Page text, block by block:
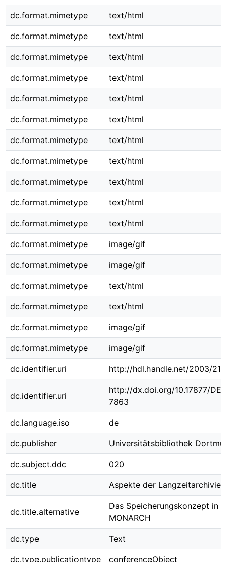
dc.format.mimetype text/html
dc.format.mimetype text/html
dc.format.mimetype text/html
dc.format.mimetype text/html
dc.format.mimetype text/html
dc.format.mimetype text/html
dc.format.mimetype text/html
dc.format.mimetype text/html
dc.format.mimetype text/html
dc.format.mimetype text/html
dc.format.mimetype text/html
dc.format.mimetype image/gif
dc.format.mimetype image/gif
dc.format.mimetype text/html
dc.format.mimetype text/html
dc.format.mimetype image/gif
dc.format.mimetype image/gif
dc.identifier.uri http://hdl.handle.net/2003/
dc.identifier.uri
http://dx.doi.org/10.17877/
7863
dc.language.iso de
dc.publisher Universitätsbibliothek
dc.subject.ddc 020
dc.title Aspekte der
dc.title.alternative
Das Speicherungskonzept in
MONARCH
dc.type Text
dc.type.publicationtype conferenceObject